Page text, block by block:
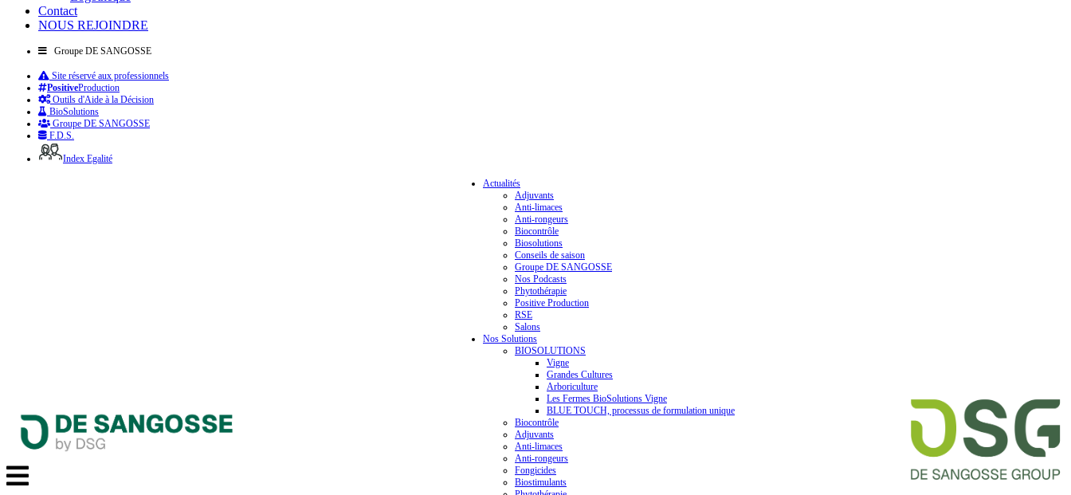
Contact
NOUS REJOINDRE
Groupe DE SANGOSSE
Site réservé aux professionnels
PositiveProduction
Outils d'Aide à la Décision
BioSolutions
Groupe DE SANGOSSE
F.D.S.
Index Egalité
Actualités
Adjuvants
Anti-limaces
Anti-rongeurs
Biocontrôle
Biosolutions
Conseils de saison
Groupe DE SANGOSSE
Nos Podcasts
Phytothérapie
Positive Production
RSE
Salons
Nos Solutions
BIOSOLUTIONS
Vigne
Grandes Cultures
Arboriculture
Les Fermes BioSolutions Vigne
BLUE TOUCH, processus de formulation unique
Biocontrôle
Adjuvants
Anti-limaces
Anti-rongeurs
Fongicides
Biostimulants